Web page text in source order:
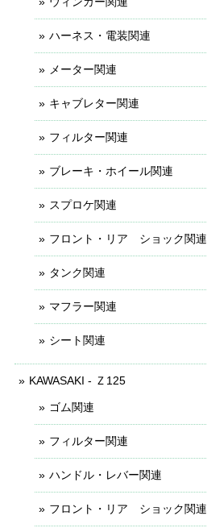
ハーネス・電装関連
メーター関連
キャブレター関連
フィルター関連
ブレーキ・ホイール関連
スプロケ関連
フロント・リア ショック関連
タンク関連
マフラー関連
シート関連
KAWASAKI - Ｚ125
ゴム関連
フィルター関連
ハンドル・レバー関連
フロント・リア ショック関連